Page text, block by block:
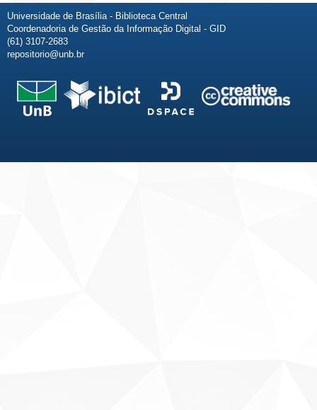
Universidade de Brasília - Biblioteca Central
Coordenadoria de Gestão da Informação Digital - GID
(61) 3107-2683
repositorio@unb.br